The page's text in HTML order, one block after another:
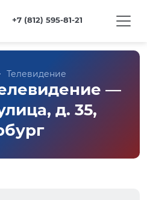
+7 (812) 595-81-21
Телевидение
—
д. 35,